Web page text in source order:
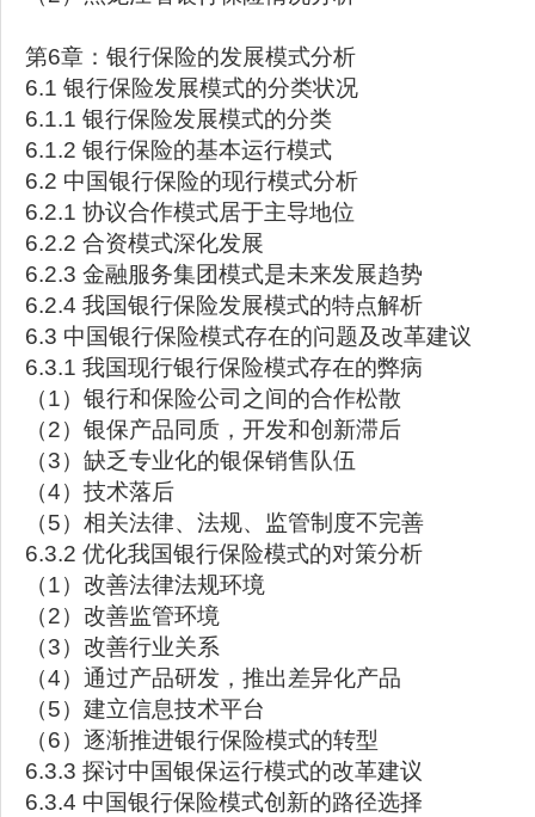
第6章：银行保险的发展模式分析
6.1 银行保险发展模式的分类状况
6.1.1 银行保险发展模式的分类
6.1.2 银行保险的基本运行模式
6.2 中国银行保险的现行模式分析
6.2.1 协议合作模式居于主导地位
6.2.2 合资模式深化发展
6.2.3 金融服务集团模式是未来发展趋势
6.2.4 我国银行保险发展模式的特点解析
6.3 中国银行保险模式存在的问题及改革建议
6.3.1 我国现行银行保险模式存在的弊病
（1）银行和保险公司之间的合作松散
（2）银保产品同质，开发和创新滞后
（3）缺乏专业化的银保销售队伍
（4）技术落后
（5）相关法律、法规、监管制度不完善
6.3.2 优化我国银行保险模式的对策分析
（1）改善法律法规环境
（2）改善监管环境
（3）改善行业关系
（4）通过产品研发，推出差异化产品
（5）建立信息技术平台
（6）逐渐推进银行保险模式的转型
6.3.3 探讨中国银保运行模式的改革建议
6.3.4 中国银行保险模式创新的路径选择